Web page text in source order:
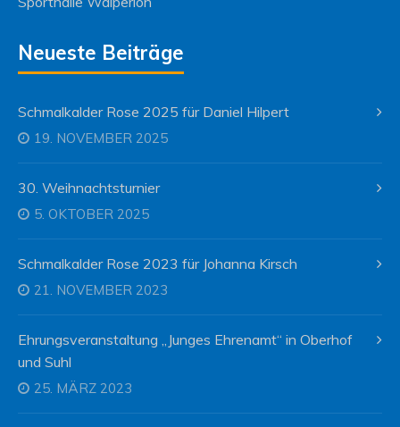
Neueste Beiträge
Schmalkalder Rose 2025 für Daniel Hilpert
19. NOVEMBER 2025
30. Weihnachtsturnier
5. OKTOBER 2025
Schmalkalder Rose 2023 für Johanna Kirsch
21. NOVEMBER 2023
Ehrungsveranstaltung „Junges Ehrenamt“ in Oberhof
und Suhl
25. MÄRZ 2023